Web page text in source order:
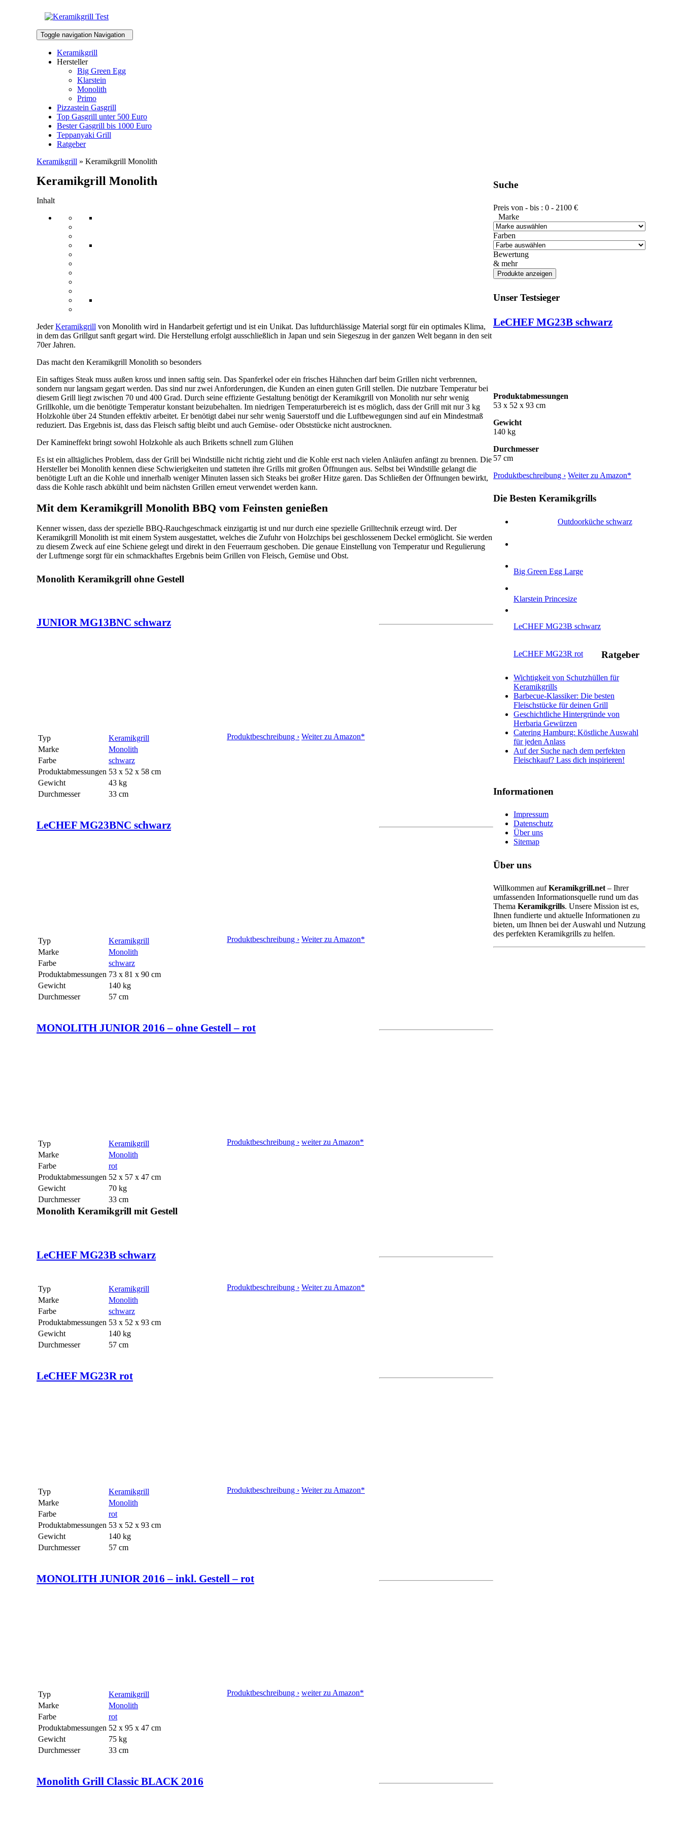
Toggle navigation Navigation
Keramikgrill
Hersteller
Big Green Egg
Klarstein
Monolith
Primo
Pizzastein Gasgrill
Top Gasgrill unter 500 Euro
Bester Gasgrill bis 1000 Euro
Teppanyaki Grill
Ratgeber
Keramikgrill » Keramikgrill Monolith
Keramikgrill Monolith
Inhalt
JederKeramikgrill von Monolith wird in Handarbeit gefertigt und ist ein Unikat. Das luftdurchlässige Material sorgt für ein optimales Klima,
in dem das Grillgut sanft gegart wird. Die Herstellung erfolgt ausschließlich in Japan und sein Siegeszug in der ganzen Welt begann in den seit
70er Jahren.
Das macht den Keramikgrill Monolith so besonders
Ein saftiges Steak muss außen kross und innen saftig sein. Das Spanferkel oder ein frisches Hähnchen darf beim Grillen nicht verbrennen,
sondern nur langsam gegart werden. Das sind nur zwei Anforderungen, die Kunden an einen guten Grill stellen. Die nutzbare Temperatur bei
diesem Grill liegt zwischen 70 und 400 Grad. Durch seine effiziente Gestaltung benötigt der Keramikgrill von Monolith nur sehr wenig
Grillkohle, um die benötigte Temperatur konstant beizubehalten. Im niedrigen Temperaturbereich ist es möglich, dass der Grill mit nur 3 kg
Holzkohle über 24 Stunden effektiv arbeitet. Er benötigt dabei nur sehr wenig Sauerstoff und die Luftbewegungen sind auf ein Mindestmaß
reduziert. Das Ergebnis ist, dass das Fleisch saftig bleibt und auch Gemüse- oder Obststücke nicht austrocknen.
Der Kamineffekt bringt sowohl Holzkohle als auch Briketts schnell zum Glühen
Es ist ein alltägliches Problem, dass der Grill bei Windstille nicht richtig zieht und die Kohle erst nach vielen Anläufen anfängt zu brennen. Die
Hersteller bei Monolith kennen diese Schwierigkeiten und statteten ihre Grills mit großen Öffnungen aus. Selbst bei Windstille gelangt die
benötigte Luft an die Kohle und innerhalb weniger Minuten lassen sich Steaks bei großer Hitze garen. Das Schließen der Öffnungen bewirkt,
dass die Kohle rasch abkühlt und beim nächsten Grillen erneut verwendet werden kann.
Mit dem Keramikgrill Monolith BBQ vom Feinsten genießen
Kenner wissen, dass der spezielle BBQ-Rauchgeschmack einzigartig ist und nur durch eine spezielle Grilltechnik erzeugt wird. Der
Keramikgrill Monolith ist mit einem System ausgestattet, welches die Zufuhr von Holzchips bei geschlossenem Deckel ermöglicht. Sie werden
zu diesem Zweck auf eine Schiene gelegt und direkt in den Feuerraum geschoben. Die genaue Einstellung von Temperatur und Regulierung
der Luftmenge sorgt für ein schmackhaftes Ergebnis beim Grillen von Fleisch, Gemüse und Obst.
Monolith Keramikgrill ohne Gestell
JUNIOR MG13BNC schwarz
Typ
Keramikgrill
Marke
Monolith
Farbe
schwarz
Produktabmessungen 53 x 52 x 58 cm
Gewicht
43 kg
Durchmesser
33 cm
Produktbeschreibung › Weiter zu Amazon*
LeCHEF MG23BNC schwarz
Typ
Keramikgrill
Marke
Monolith
Farbe
schwarz
Produktabmessungen 73 x 81 x 90 cm
Gewicht
140 kg
Durchmesser
57 cm
Produktbeschreibung › Weiter zu Amazon*
MONOLITH JUNIOR 2016 – ohne Gestell – rot
Typ
Keramikgrill
Marke
Monolith
Farbe
rot
Produktabmessungen 52 x 57 x 47 cm
Gewicht
70 kg
Durchmesser
33 cm
Produktbeschreibung › weiter zu Amazon*
Monolith Keramikgrill mit Gestell
LeCHEF MG23B schwarz
Typ
Keramikgrill
Marke
Monolith
Farbe
schwarz
Produktabmessungen 53 x 52 x 93 cm
Gewicht
140 kg
Durchmesser
57 cm
Produktbeschreibung › Weiter zu Amazon*
LeCHEF MG23R rot
Typ
Keramikgrill
Marke
Monolith
Farbe
rot
Produktabmessungen 53 x 52 x 93 cm
Gewicht
140 kg
Durchmesser
57 cm
Produktbeschreibung › Weiter zu Amazon*
MONOLITH JUNIOR 2016 – inkl. Gestell – rot
Typ
Keramikgrill
Marke
Monolith
Farbe
rot
Produktabmessungen 52 x 95 x 47 cm
Gewicht
75 kg
Durchmesser
33 cm
Produktbeschreibung › weiter zu Amazon*
Monolith Grill Classic BLACK 2016
Suche
Preis von - bis : 0 - 2100 €
Marke
Farben
Bewertung
& mehr
Unser Testsieger
LeCHEF MG23B schwarz
Produktabmessungen
53 x 52 x 93 cm
Gewicht
140 kg
Durchmesser
57 cm
Produktbeschreibung › Weiter zu Amazon*
Die Besten Keramikgrills
Outdoorküche schwarz
Big Green Egg Large
Klarstein Princesize
LeCHEF MG23B schwarz
LeCHEF MG23R rot Ratgeber
Wichtigkeit von Schutzhüllen für
Keramikgrills
Barbecue-Klassiker: Die besten
Fleischstücke für deinen Grill
Geschichtliche Hintergründe von
Herbaria Gewürzen
Catering Hamburg: Köstliche Auswahl
für jeden Anlass
Auf der Suche nach dem perfekten
Fleischkauf? Lass dich inspirieren!
Informationen
Impressum
Datenschutz
Über uns
Sitemap
Über uns
Willkommen aufKeramikgrill.net – Ihrer
umfassenden Informationsquelle rund um das
Thema Keramikgrills. Unsere Mission ist es,
Ihnen fundierte und aktuelle Informationen zu
bieten, um Ihnen bei der Auswahl und Nutzung
des perfekten Keramikgrills zu helfen.